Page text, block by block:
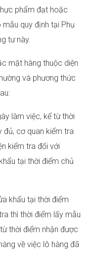
phẩm đạt hoặc
quy định tại Phụ
tư này.
mặt hàng thuộc diện
và phương thức
làm việc, kể từ thời
đủ, cơ quan kiểm tra
kiểm tra đối với
tại thời điểm chủ
khẩu tại thời điểm
thì thời điểm lấy mẫu
thời điểm nhận được
về việc lô hàng đã